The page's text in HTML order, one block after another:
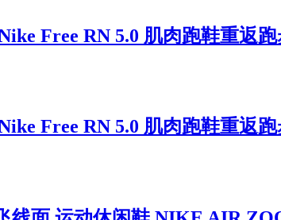
Free RN 5.0 肌肉跑鞋重返
Free RN 5.0 肌肉跑鞋重返